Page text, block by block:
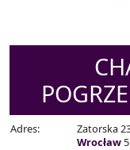
Adres:
Zatorska
Wrocław